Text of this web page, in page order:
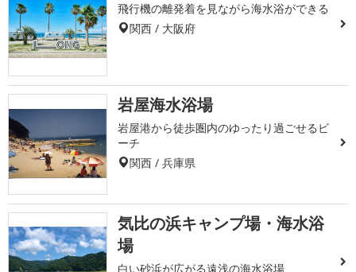
飛行機の離発着を見ながら海水浴ができる
関西 / 大阪府
岩屋海水浴場
岩屋港から徒歩圏内のゆったり過ごせるビ
ーチ
関西 / 兵庫県
気比の浜キャンプ場・海水浴
場
白い砂浜が広がる遠浅の海水浴場